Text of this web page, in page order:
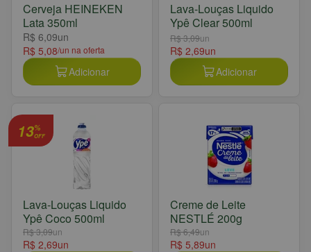
Cerveja HEINEKEN
Lata 350ml
R$ 6,09un
R$ 5,08/un na oferta
Adicionar
Lava-Louças Liquido
Ypê Clear 500ml
R$ 3,09un
R$ 2,69un
Adicionar
13%
OFF
Lava-Louças Liquido
Ypê Coco 500ml
R$ 3,09un
R$ 2,69un
Creme de Leite
NESTLÉ 200g
R$ 6,49un
R$ 5,89un